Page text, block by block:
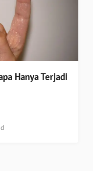
Hanya Terjadi